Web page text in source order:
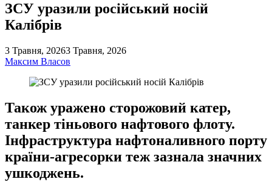
ЗСУ уразили російський носій
Калібрів
3 Травня, 20263 Травня, 2026
Максим Власов
Також уражено сторожовий катер,
танкер тіньового нафтового флоту.
Інфраструктура нафтоналивного порту
країни-агресорки теж зазнала значних
ушкоджень.